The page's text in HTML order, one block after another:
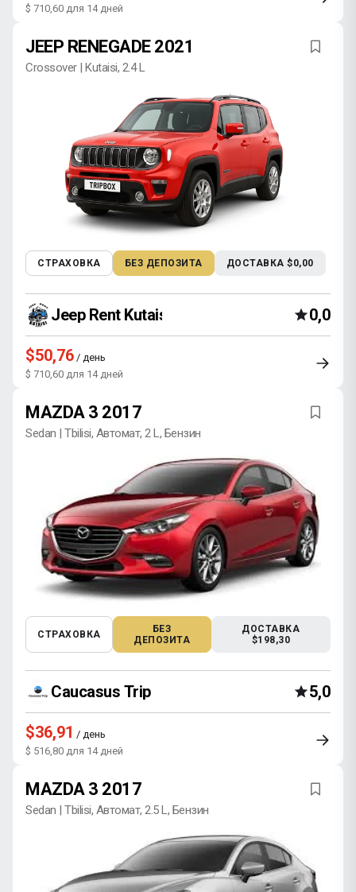
$ 710,60 для 14 дней
JEEP RENEGADE 2021
Crossover | Kutaisi, 2.4 L
СТРАХОВКА БЕЗ ДЕПОЗИТА ДОСТАВКА $0,00
Jeep Rent Kutaisi 0,0
$50,76 / день
$ 710,60 для 14 дней
MAZDA 3 2017
Sedan | Tbilisi, Автомат, 2 L, Бензин
СТРАХОВКА
БЕЗ
ДЕПОЗИТА
ДОСТАВКА
$198,30
Caucasus Trip 5,0
$36,91 / день
$ 516,80 для 14 дней
MAZDA 3 2017
Sedan | Tbilisi, Автомат, 2.5 L, Бензин